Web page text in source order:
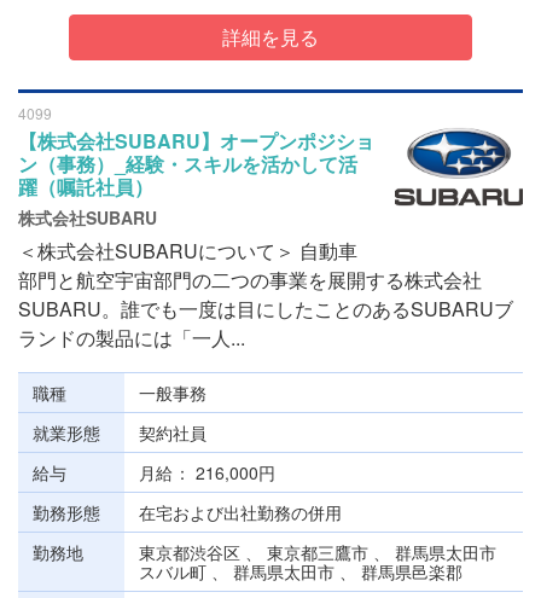
詳細を見る
4099
【株式会社SUBARU】オープンポジショ
ン（事務）_経験・スキルを活かして活
躍（嘱託社員）
株式会社SUBARU
＜株式会社SUBARUについて＞ 自動車
部門と航空宇宙部門の二つの事業を展開する株式会社
SUBARU。誰でも一度は目にしたことのあるSUBARUブ
ランドの製品には「一人...
職種
一般事務
就業形態
契約社員
給与
月給
216,000円
勤務形態
在宅および出社勤務の併用
勤務地
東京都渋谷区 、 東京都三鷹市 、 群馬県太田市
スバル町 、 群馬県太田市 、 群馬県邑楽郡